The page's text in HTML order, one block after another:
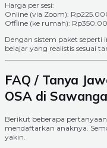
Harga per sesi:
Online (via Zoom):
Offline (ke rumah):
Dengan sistem paket seperti
belajar yang realistis sesuai
FAQ / Tanya
OSA di
Berikut beberapa
mendaftarkan anaknya.
yakin.